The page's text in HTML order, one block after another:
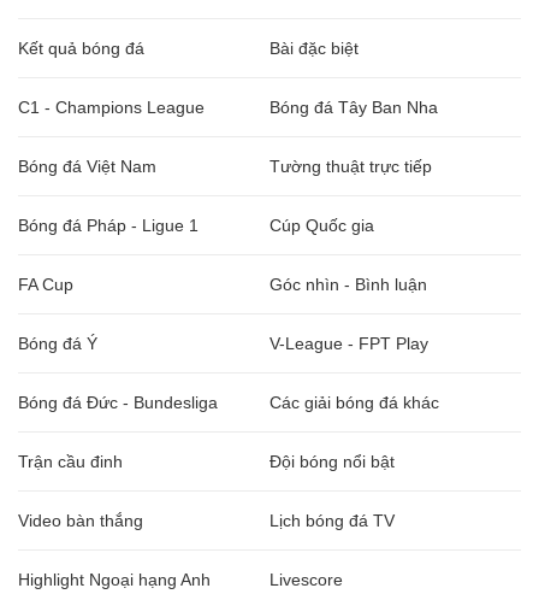
Kết quả bóng đá Bài đặc biệt
C1 - Champions League Bóng đá Tây Ban Nha
Bóng đá Việt Nam Tường thuật trực tiếp
Bóng đá Pháp - Ligue 1 Cúp Quốc gia
FA Cup Góc nhìn - Bình luận
Bóng đá Ý V-League - FPT Play
Bóng đá Đức - Bundesliga Các giải bóng đá khác
Trận cầu đinh Đội bóng nổi bật
Video bàn thắng Lịch bóng đá TV
Highlight Ngoại hạng Anh Livescore